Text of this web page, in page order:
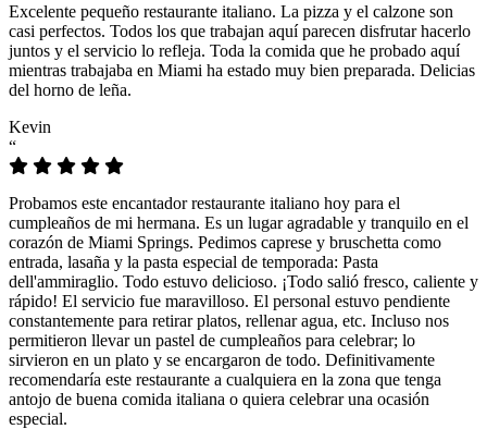
Excelente pequeño restaurante italiano. La pizza y el calzone son
casi perfectos. Todos los que trabajan aquí parecen disfrutar hacerlo
juntos y el servicio lo refleja. Toda la comida que he probado aquí
mientras trabajaba en Miami ha estado muy bien preparada. Delicias
del horno de leña.
Kevin
“
Probamos este encantador restaurante italiano hoy para el
cumpleaños de mi hermana. Es un lugar agradable y tranquilo en el
corazón de Miami Springs. Pedimos caprese y bruschetta como
entrada, lasaña y la pasta especial de temporada: Pasta
dell'ammiraglio. Todo estuvo delicioso. ¡Todo salió fresco, caliente y
rápido! El servicio fue maravilloso. El personal estuvo pendiente
constantemente para retirar platos, rellenar agua, etc. Incluso nos
permitieron llevar un pastel de cumpleaños para celebrar; lo
sirvieron en un plato y se encargaron de todo. Definitivamente
recomendaría este restaurante a cualquiera en la zona que tenga
antojo de buena comida italiana o quiera celebrar una ocasión
especial.